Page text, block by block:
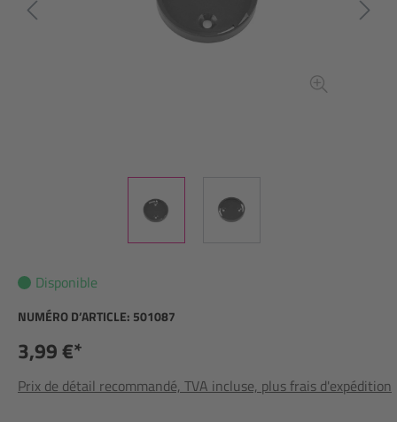
Disponible
NUMÉRO D’ARTICLE: 501087
3,99 €*
Prix de détail recommandé, TVA incluse, plus frais d'expédition